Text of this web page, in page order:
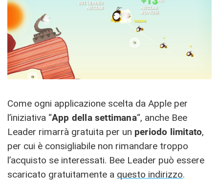
Come ogni applicazione scelta da Apple per
l’iniziativa “App della settimana“, anche Bee
Leader rimarrà gratuita per un periodo limitato,
per cui è consigliabile non rimandare troppo
l’acquisto se interessati. Bee Leader può essere
scaricato gratuitamente a questo indirizzo.